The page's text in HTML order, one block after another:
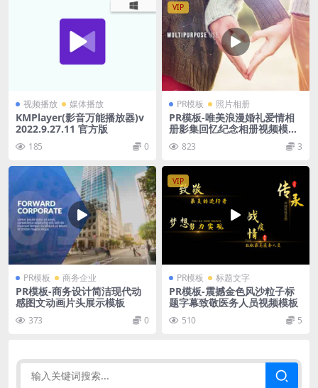
视频播放 媒体播放
KMPlayer(影音万能播放器)v
2022.9.27.11 官方版
185 0
VIP
PR模板 照片相册
PR模板-唯美浪漫婚礼爱情相
册影集回忆纪念相册视频模板
First Love Gallery
823 3
PR模板 商务企业
PR模板-商务设计简洁现代动
感图文动画片头展示模板
373 0
VIP
PR模板 标题文字
PR模板-震撼金色风沙粒子标
题字幕致敬医务人员视频模板
510 5